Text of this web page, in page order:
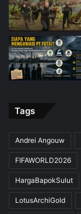
Tags
Andrei Angouw
FIFAWORLD2026
HargaBapokSulut
LotusArchiGold